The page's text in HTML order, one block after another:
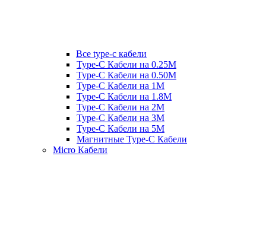
Все type-c кабели
Type-C Кабели на 0.25М
Type-C Кабели на 0.50М
Type-C Кабели на 1М
Type-C Кабели на 1.8М
Type-C Кабели на 2М
Type-C Кабели на 3М
Type-C Кабели на 5М
Магнитные Type-C Кабели
Micro Кабели